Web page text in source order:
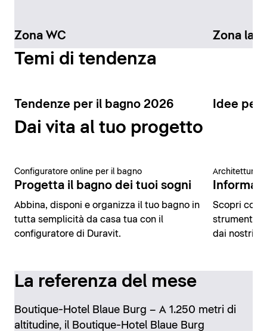
Zona WC Zona
Temi di tendenza
Tendenze per il bagno 2026 Idee per
Dai vita al tuo progetto
Configuratore online per il bagno
Progetta il bagno dei tuoi sogni
Abbina, disponi e organizza il tuo bagno in
tutta semplicità da casa tua con il
configuratore di Duravit.
Architettura
Scopri
strumenti
dai nostri
La referenza del mese
Boutique-Hotel Blaue Burg – A 1.250 metri di
altitudine, il Boutique-Hotel Blaue Burg